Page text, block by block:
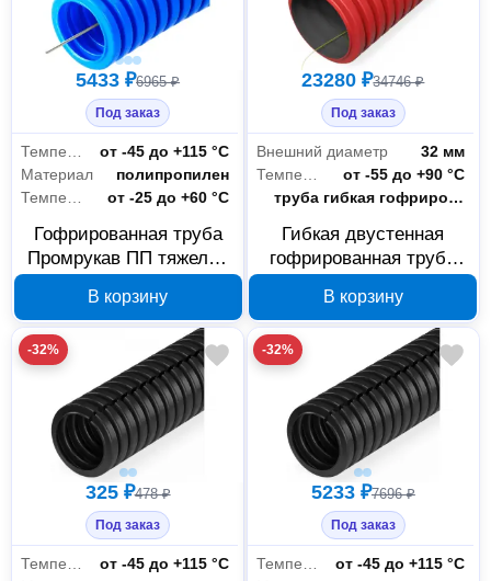
5433 ₽6965 ₽
Под заказ
Температура эксплуатации
от -45 до +115 °С
Материал
полипропилен
от -25 до +60 °С
Гофрированная труба
Промрукав ПП тяжелая
протяжкой PR02.0055
В корзину
23280 ₽34746 ₽
Под заказ
Внешний диаметр
32 мм
Температура эксплуатации
от -55 до +90 °С
Тип
труба гибкая гофрированная
Гибкая двустенная
гофрированная труба
150 м PR15.0285
В корзину
-32%
325 ₽478 ₽
Под заказ
Температура эксплуатации
от -45 до +115 °С
-32%
5233 ₽7696 ₽
Под заказ
Температура эксплуатации
от -45 до +115 °С